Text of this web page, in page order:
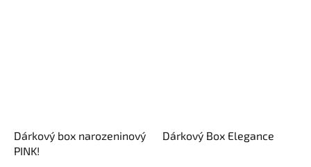
Dárkový box narozeninový
PINK!
Dárkový Box Elegance